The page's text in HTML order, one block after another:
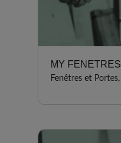
MY FENETRES
Fenêtres et Portes,